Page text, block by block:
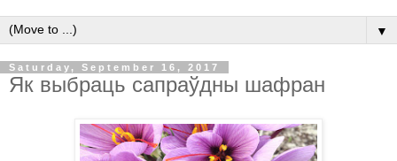
▼
Saturday, September 16, 2017
Як выбраць сапраўдны шафран